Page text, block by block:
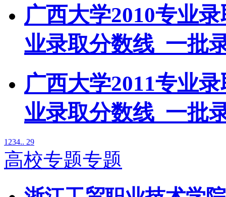
广西大学2010专业
业录取分数线_一批
广西大学2011专业
业录取分数线_一批
1 234.. 29
高校专题专题